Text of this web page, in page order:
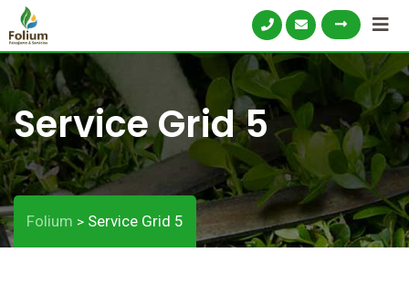
Service Grid 5
Folium > Service Grid 5